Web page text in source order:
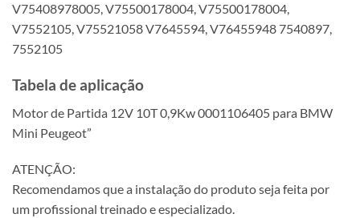
V75408978005, V75500178004, V75500178004,
V7552105, V75521058 V7645594, V76455948 7540897,
7552105
Tabela de aplicação
Motor de Partida 12V 10T 0,9Kw 0001106405 para BMW
Mini Peugeot”
ATENÇÃO:
Recomendamos que a instalação do produto seja feita por
um profissional treinado e especializado.